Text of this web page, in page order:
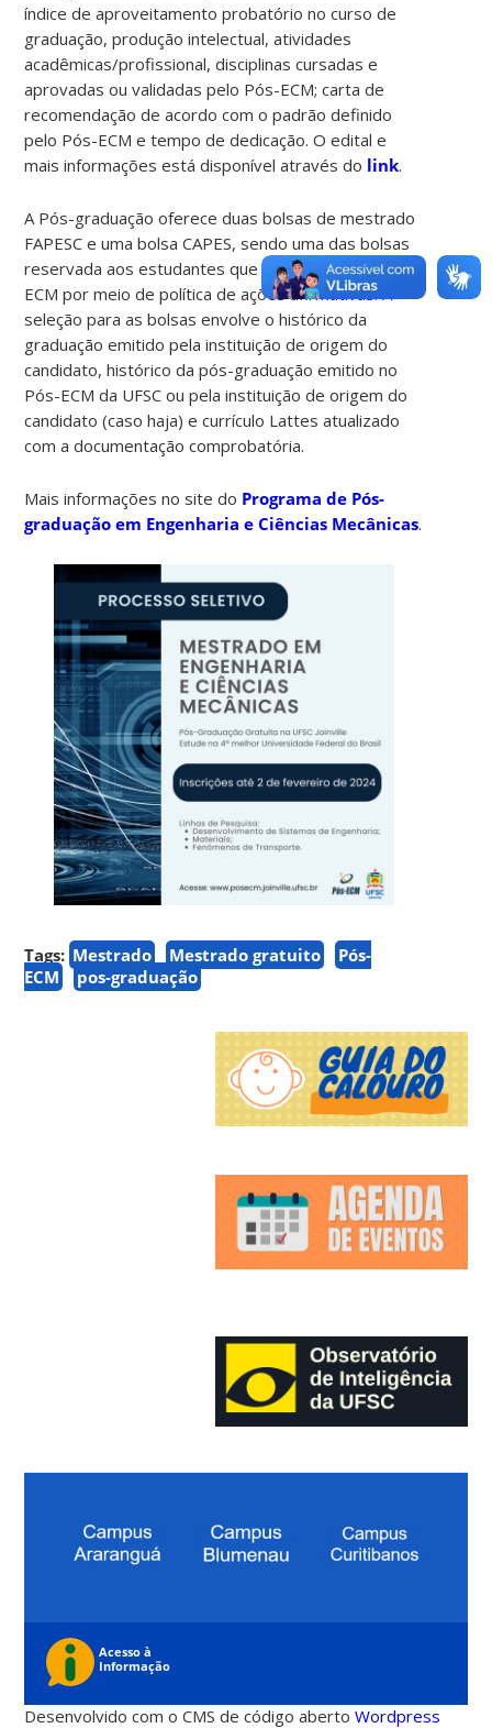
índice de aproveitamento probatório no curso de
graduação, produção intelectual, atividades
acadêmicas/profissional, disciplinas cursadas e
aprovadas ou validadas pelo Pós-ECM; carta de
recomendação de acordo com o padrão definido
pelo Pós-ECM e tempo de dedicação. O edital e
mais informações está disponível através do link.
A Pós-graduação oferece duas bolsas de mestrado
FAPESC e uma bolsa CAPES, sendo uma das bolsas
reservada aos estudantes que ingressaram no Pós-
ECM por meio de política de ações afirmativas. A
seleção para as bolsas envolve o histórico da
graduação emitido pela instituição de origem do
candidato, histórico da pós-graduação emitido no
Pós-ECM da UFSC ou pela instituição de origem do
candidato (caso haja) e currículo Lattes atualizado
com a documentação comprobatória.
Mais informações no site do Programa de Pós-
graduação em Engenharia e Ciências Mecânicas.
Tags: Mestrado Mestrado gratuito
Pós-
ECM
pos-graduação
Desenvolvido com o CMS de código abertoWordpress